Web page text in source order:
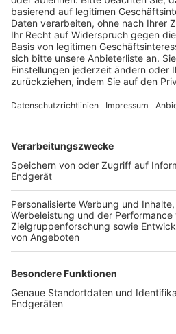
BFV-Geschäftsstellen
Trainerbörse
Login SpielPlus
FOLGE DEM BFV
TOP-VEREINE
TOP-PARTNER